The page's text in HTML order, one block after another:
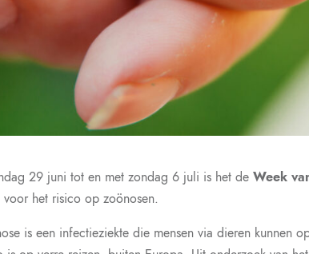
29 juni tot en met zondag 6 juli is het deWeek
voor het risico opzoönosen.
is een infectieziekte die mensen via dieren kunnen